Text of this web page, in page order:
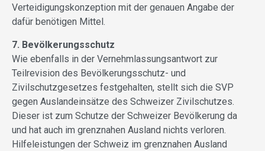
Verteidigungskonzeption mit der genauen Angabe der
dafür benötigen Mittel.
7. Bevölkerungsschutz
Wie ebenfalls in der Vernehmlassungsantwort zur
Teilrevision des Bevölkerungsschutz- und
Zivilschutzgesetzes festgehalten, stellt sich die SVP
gegen Auslandeinsätze des Schweizer Zivilschutzes.
Dieser ist zum Schutze der Schweizer Bevölkerung da
und hat auch im grenznahen Ausland nichts verloren.
Hilfeleistungen der Schweiz im grenznahen Ausland